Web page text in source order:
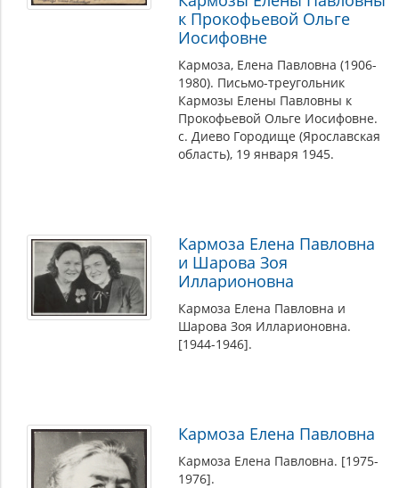
к Прокофьевой Ольге
Иосифовне
Кармоза, Елена Павловна (1906-
1980). Письмо-треугольник
Кармозы Елены Павловны к
Прокофьевой Ольге Иосифовне.
с. Диево Городище (Ярославская
область), 19 января 1945.
Кармоза Елена Павловна
и Шарова Зоя
Илларионовна
Кармоза Елена Павловна и
Шарова Зоя Илларионовна.
[1944-1946].
Кармоза Елена Павловна
Кармоза Елена Павловна. [1975-
1976].